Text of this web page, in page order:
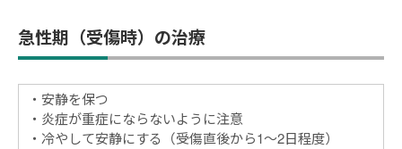
急性期（受傷時）の治療
安静を保つ
炎症が重症にならないように注意
冷やして安静にする（受傷直後から1～2日程度）